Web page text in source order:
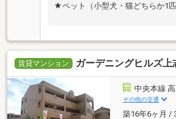
★ペット（小型犬・猫どちらか1
賃貸マンション ガーデニングヒルズ上
中央本線
その他の交通
築16年6ヶ月 /